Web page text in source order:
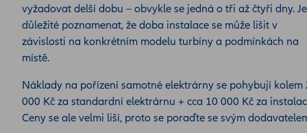
vyžadovat delší dobu – obvykle se jedná o tři až čtyři dny. Je
důležité poznamenat, že doba instalace se může lišit v
závislosti na konkrétním modelu turbíny a podmínkách na
místě.
Náklady na pořízení samotné elektrárny se pohybují kolem
000 Kč za standardní elektrárnu + cca 10 000 Kč za
Ceny se ale velmi liší, proto se poraďte se svým